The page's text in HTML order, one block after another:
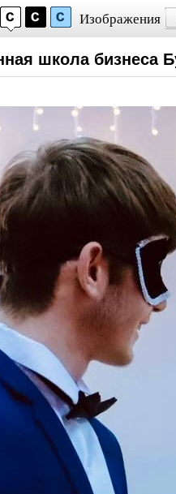
Изображения
школа бизнеса